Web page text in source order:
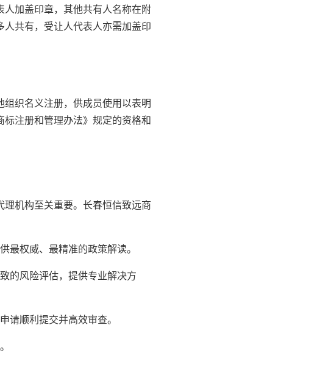
加盖印章，其他共有人名称在附
共有，受让人代表人亦需加盖印
组织名义注册，供成员使用以表明
注册和管理办法》规定的资格和
机构至关重要。长春恒信致远商
最权威、最精准的政策解读。
的风险评估，提供专业解决方
申请顺利提交并高效审查。